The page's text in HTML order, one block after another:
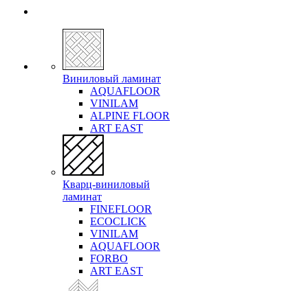
Виниловый ламинат
AQUAFLOOR
VINILAM
ALPINE FLOOR
ART EAST
Кварц-виниловый
ламинат
FINEFLOOR
ECOCLICK
VINILAM
AQUAFLOOR
FORBO
ART EAST